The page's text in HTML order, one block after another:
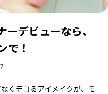
デビューなら、
で！
くデコるアイメイクが、モ